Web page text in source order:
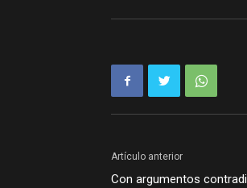
Artículo anterior
Con argumentos